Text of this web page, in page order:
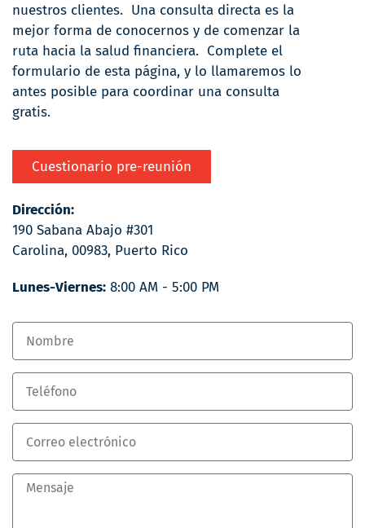
nuestros clientes. Una consulta directa es la
mejor forma de conocernos y de comenzar la
ruta hacia la salud financiera. Complete el
formulario de esta página, y lo llamaremos lo
antes posible para coordinar una consulta
gratis.
Cuestionario pre-reunión
Dirección:
190 Sabana Abajo #301
Carolina, 00983, Puerto Rico
Lunes-Viernes: 8:00 AM - 5:00 PM